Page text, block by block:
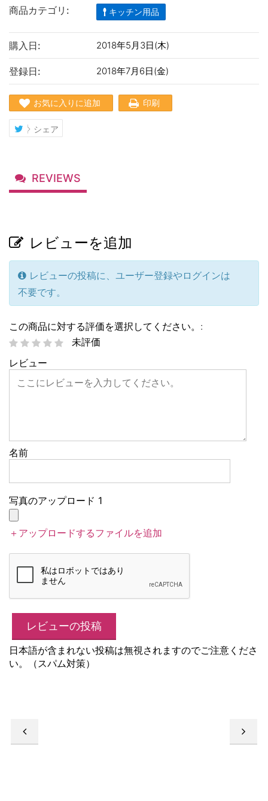
商品カテゴリ: キッチン用品
購入日: 2018年5月3日(木)
登録日: 2018年7月6日(金)
お気に入りに追加 印刷
シェア
REVIEWS
レビューを追加
レビューの投稿に、ユーザー登録やログインは
不要です。
この商品に対する評価を選択してください。:
未評価
レビュー
名前
写真のアップロード 1
＋アップロードするファイルを追加
日本語が含まれない投稿は無視されますのでご注意くださ
い。（スパム対策）